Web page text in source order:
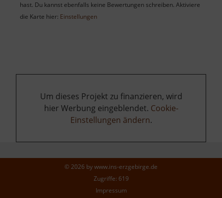
hast. Du kannst ebenfalls keine Bewertungen schreiben. Aktiviere
die Karte hier: Einstellungen
Um dieses Projekt zu finanzieren, wird
hier Werbung eingeblendet. Cookie-
Einstellungen ändern.
© 2026 bywww.ins-erzgebirge.de
Zugriffe: 619
Impressum